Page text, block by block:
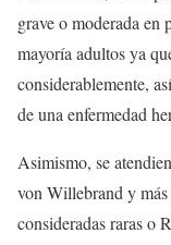
grave o moderada en
mayoría adultos ya
considerablemente,
de una enfermedad
Asimismo, se
von Willebrand y más
consideradas raras o